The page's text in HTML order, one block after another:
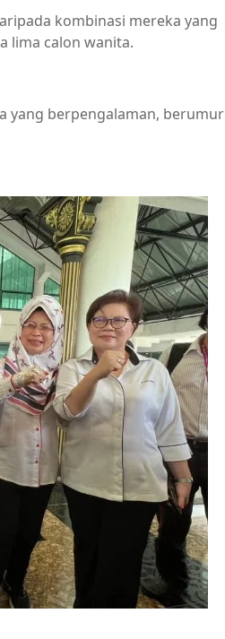
kombinasi mereka yang
lima calon wanita.
yang berpengalaman, berumur